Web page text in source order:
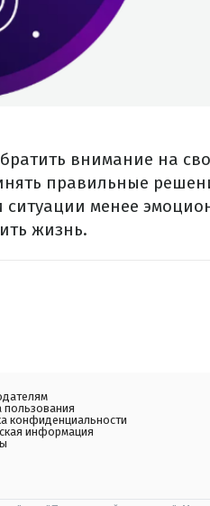
внимание на
правильные
менее
жизнь.
пользования
конфиденциальности
информация